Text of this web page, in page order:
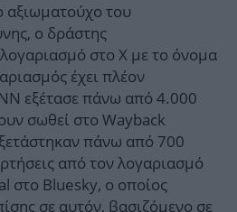
του
ο δράστης
στο X με το όνομα
έχει πλέον
εξέτασε πάνω από 4.000
σωθεί στο Wayback
πάνω από 700
από τον λογαριασμό
στο Bluesky, ο οποίος
σε αυτόν, βασιζόμενο σε